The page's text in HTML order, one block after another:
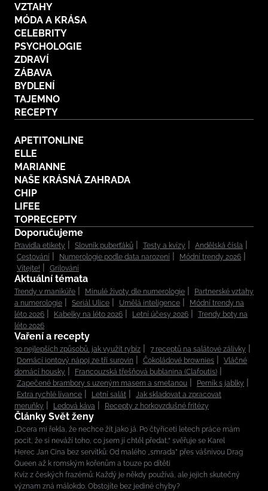
VZTAHY
MÓDA A KRÁSA
CELEBRITY
PSYCHOLOGIE
ZDRAVÍ
ZÁBAVA
BYDLENÍ
TAJEMNO
RECEPTY
APETITONLINE
ELLE
MARIANNE
NAŠE KRÁSNÁ ZAHRADA
CHIP
LIFEE
TOPRECEPTY
Doporučujeme
Pravidla etikety Slovník puberťáků Testy a kvízy
Andělská čísla
Cestování
Numerologie podle data narození
Módní trendy 2026
Vítejte!
Grilování
Aktuální témata
Trendy v manikúře Minulé životy dle numerologie
Partnerské vztahy
a numerologie
Seriál Ulice Umělá inteligence
Módní trendy na
léto 2026
Kabelky na léto 2026 Letní účesy 2026
Trendy boty na
léto 2026
Vaření a recepty
30 nejlepších způsobů, jak využít rybíz
7 receptů na salátové zálivky
Domácí iontový nápoj ze tří surovin
Čokoládové brownies
Vláčné
domácí housky
Francouzská třešňová bublanina (Clafoutis)
Zapečené brambory s uzeným masem a smetanou
Perník s jablky
Extra rychlé lívance
Letní salát
Jak skladovat a zpracovat
meruňky
Ledová káva Recepty z horkovzdušné fritézy
Články Svět ženy
„Dcera mi řekla, že nechce žít jako já. Po čtyřiceti letech práce mám
pocit, že si neváží toho, co jsem jí chtěl předat,“ svěřuje se Karel
Herec Jan Cina bez servítků: Od malého „smrada” přes vášnivou Drag
Queen až k romským kořenům a touze po dítěti
Kvíz z českých frazémů: Každý je někdy používá, ale jejich skutečný
význam zná málokdo. Obstojíte bez jediné chyby?